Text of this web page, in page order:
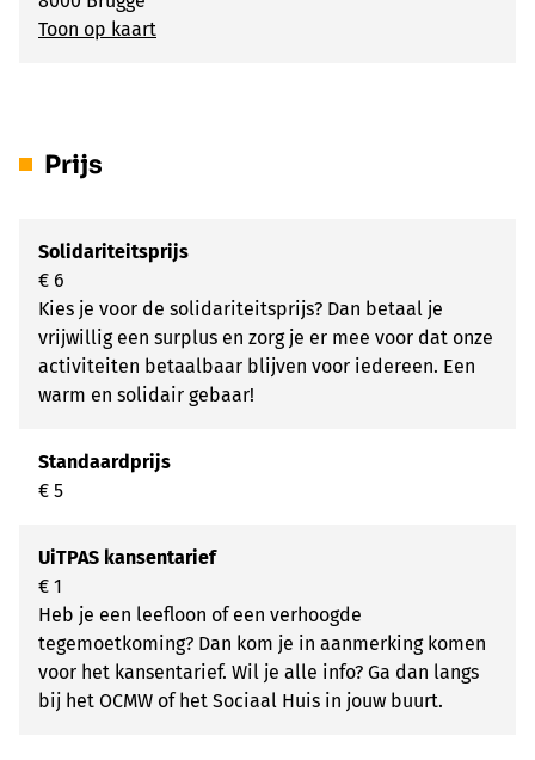
Toon op kaart
Prijs
Solidariteitsprijs
€ 6
Kies je voor de solidariteitsprijs? Dan betaal je
vrijwillig een surplus en zorg je er mee voor dat onze
activiteiten betaalbaar blijven voor iedereen. Een
warm en solidair gebaar!
Standaardprijs
€ 5
UiTPAS kansentarief
€ 1
Heb je een leefloon of een verhoogde
tegemoetkoming? Dan kom je in aanmerking komen
voor het kansentarief. Wil je alle info? Ga dan langs
bij het OCMW of het Sociaal Huis in jouw buurt.